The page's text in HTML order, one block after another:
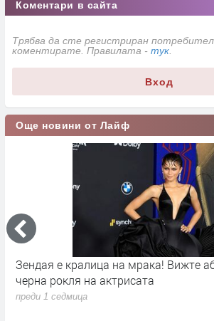
Коментари в сайта
Трябва да сте регистриран
коментирате. Правилата - тук
Вход
Още новини от Лайф
Зендая е кралица на мрака! Вижте
черна рокля на актрисата
преди 1 седмица